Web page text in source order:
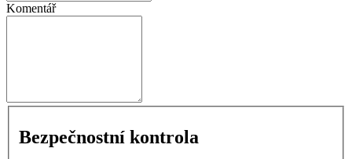
Komentář
Bezpečnostní kontrola